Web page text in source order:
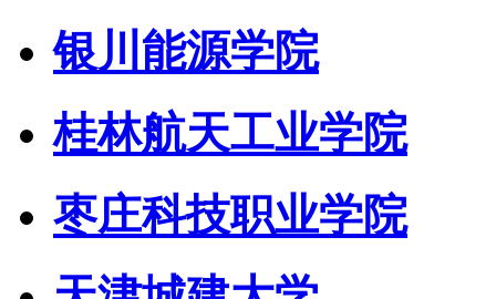
银川能源学院
桂林航天工业学院
枣庄科技职业学院